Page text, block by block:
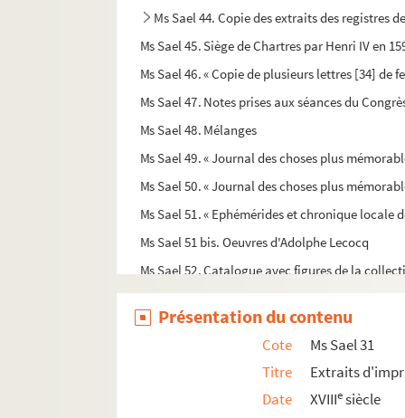
Ms Sael 44. Copie des extraits des registres
Ms Sael 45. Siège de Chartres par Henri IV en
Ms Sael 46. « Copie de plusieurs lettres [34] de
Ms Sael 47. Notes prises aux séances du
Ms Sael 48. Mélanges
Ms Sael 49. « Journal des choses plus
Ms Sael 50. « Journal des choses plus
Ms Sael 51. « Ephémérides et chronique locale
Ms Sael 51 bis. Oeuvres d'Adolphe Lecocq
Ms Sael 52. Catalogue avec figures de la
Ms Sael 53. « De l'origine de la Chevalerie »
Ms Sael 54. « Quelques notes sur l'église de
Ms Sael 55. Hôpital des aveugles de Chartres
Ms Sael 56. Notes, par Adolphe Lecocq,
Ms Sael 57. « Un coin du Perche-Gouet ».
Présentation du contenu
Cote
Ms Sael 31
Titre
Extraits
Date
XVIIIesiècle